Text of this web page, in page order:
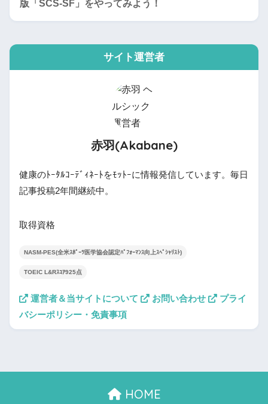
版「SCS-SF」をやってみよう！
サイト運営者
赤羽(Akabane)
健康のﾄｰﾀﾙｺｰﾃﾞｨﾈｰﾄをﾓｯﾄｰに情報発信しています。毎日
記事投稿2年間継続中。
取得資格
NASM-PES(全米ｽﾎﾟｰﾂ医学協会認定ﾊﾟﾌｫｰﾏﾝｽ向上ｽﾍﾟｼｬﾘｽﾄ)
TOEIC L&Rｽｺｱ925点
運営者＆当サイトについて お問い合わせ
プライ
バシーポリシー・免責事項
HOME